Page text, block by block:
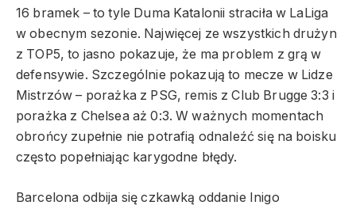
16 bramek – to tyle Duma Katalonii straciła w LaLiga
w obecnym sezonie. Najwięcej ze wszystkich drużyn
z TOP5, to jasno pokazuje, że ma problem z grą w
defensywie. Szczególnie pokazują to mecze w Lidze
Mistrzów – porażka z PSG, remis z Club Brugge 3:3 i
porażka z Chelsea aż 0:3. W ważnych momentach
obrońcy zupełnie nie potrafią odnaleźć się na boisku
często popełniając karygodne błędy.
Barcelona odbija się czkawką oddanie Inigo